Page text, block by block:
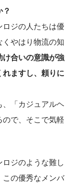
ジの人たちは優
やはり物流の知
け合いの意識が強
ますし、頼りに
「カジュアルヘ
で、そこで気軽
ジのような難し
の優秀なメンバ